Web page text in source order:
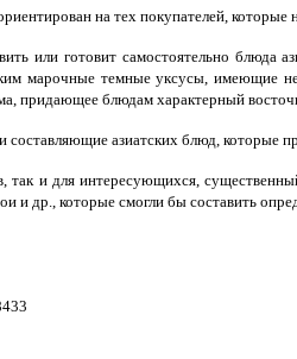
на тех покупателей, которые
или готовит самостоятельно блюда
марочные темные уксусы, имеющие
придающее блюдам характерный
азиатских блюд, которые
и для интересующихся,
и др., которые смогли бы составить